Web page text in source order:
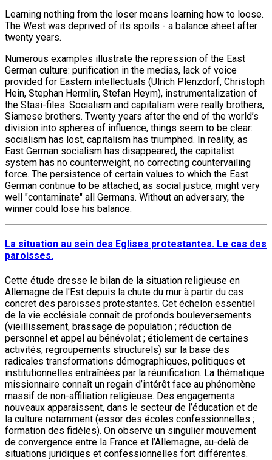
Learning nothing from the loser means learning how to loose.
The West was deprived of its spoils - a balance sheet after
twenty years.
Numerous examples illustrate the repression of the East
German culture: purification in the medias, lack of voice
provided for Eastern intellectuals (Ulrich Plenzdorf, Christoph
Hein, Stephan Hermlin, Stefan Heym), instrumentalization of
the Stasi-files. Socialism and capitalism were really brothers,
Siamese brothers. Twenty years after the end of the world’s
division into spheres of influence, things seem to be clear:
socialism has lost, capitalism has triumphed. In reality, as
East German socialism has disappeared, the capitalist
system has no counterweight, no correcting countervailing
force. The persistence of certain values to which the East
German continue to be attached, as social justice, might very
well "contaminate" all Germans. Without an adversary, the
winner could lose his balance.
La situation au sein des Eglises protestantes. Le cas des
paroisses.
Cette étude dresse le bilan de la situation religieuse en
Allemagne de l'Est depuis la chute du mur à partir du cas
concret des paroisses protestantes. Cet échelon essentiel
de la vie ecclésiale connaît de profonds bouleversements
(vieillissement, brassage de population ; réduction de
personnel et appel au bénévolat ; étiolement de certaines
activités, regroupements structurels) sur la base des
radicales transformations démographiques, politiques et
institutionnelles entraînées par la réunification. La thématique
missionnaire connaît un regain d’intérêt face au phénomène
massif de non-affiliation religieuse. Des engagements
nouveaux apparaissent, dans le secteur de l’éducation et de
la culture notamment (essor des écoles confessionnelles ;
formation des fidèles). On observe un singulier mouvement
de convergence entre la France et l’Allemagne, au-delà de
situations juridiques et confessionnelles fort différentes.